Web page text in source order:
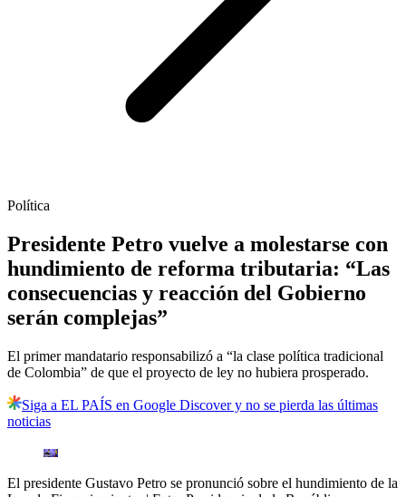
Política
Presidente Petro vuelve a molestarse con
hundimiento de reforma tributaria: “Las
consecuencias y reacción del Gobierno
serán complejas”
El primer mandatario responsabilizó a “la clase política tradicional
de Colombia” de que el proyecto de ley no hubiera prosperado.
Siga a EL PAÍS en Google Discover y no se pierda las últimas
noticias
El presidente Gustavo Petro se pronunció sobre el hundimiento de la